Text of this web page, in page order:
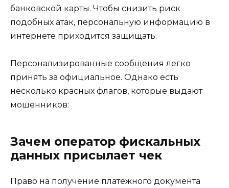
банковской карты. Чтобы снизить риск
подобных атак, персональную информацию в
интернете приходится защищать.
Персонализированные сообщения легко
принять за официальное. Однако есть
несколько красных флагов, которые выдают
мошенников:
Зачем оператор фискальных
данных присылает чек
Право на получение платёжного документа